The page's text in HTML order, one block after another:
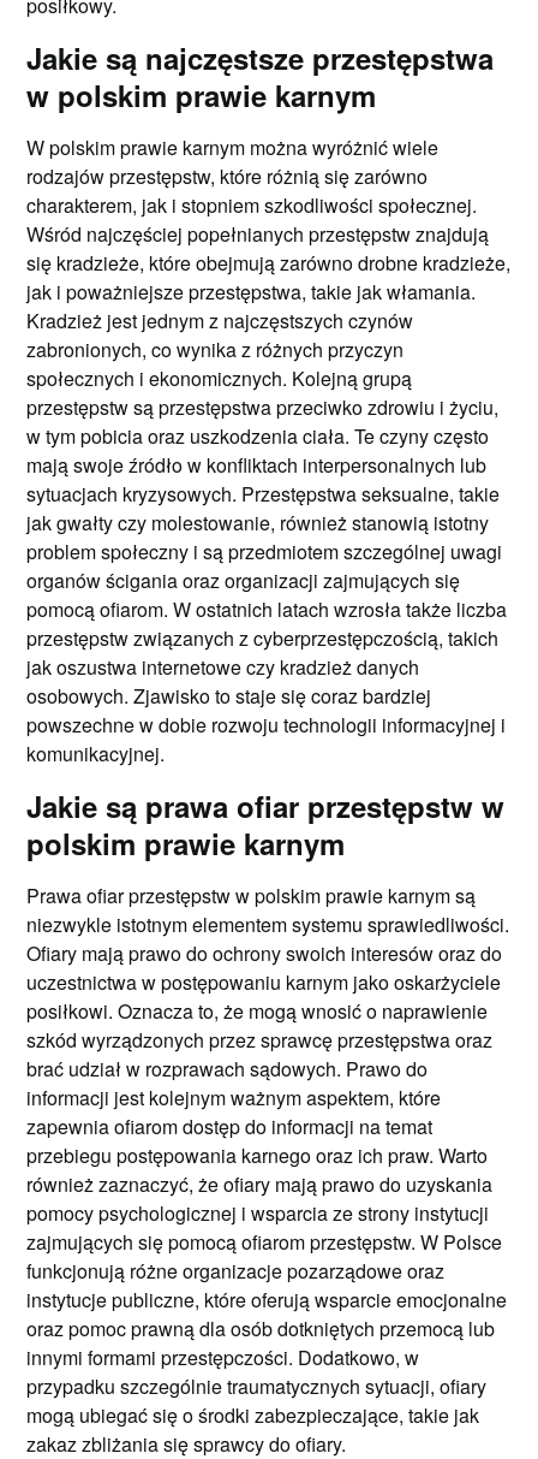
Jakie są najczęstsze przestępstwa
w polskim prawie karnym
W polskim prawie karnym można wyróżnić wiele
rodzajów przestępstw, które różnią się zarówno
charakterem, jak i stopniem szkodliwości społecznej.
Wśród najczęściej popełnianych przestępstw znajdują
się kradzieże, które obejmują zarówno drobne kradzieże,
jak i poważniejsze przestępstwa, takie jak włamania.
Kradzież jest jednym z najczęstszych czynów
zabronionych, co wynika z różnych przyczyn
społecznych i ekonomicznych. Kolejną grupą
przestępstw są przestępstwa przeciwko zdrowiu i życiu,
w tym pobicia oraz uszkodzenia ciała. Te czyny często
mają swoje źródło w konfliktach interpersonalnych lub
sytuacjach kryzysowych. Przestępstwa seksualne, takie
jak gwałty czy molestowanie, również stanowią istotny
problem społeczny i są przedmiotem szczególnej uwagi
organów ścigania oraz organizacji zajmujących się
pomocą ofiarom. W ostatnich latach wzrosła także liczba
przestępstw związanych z cyberprzestępczością, takich
jak oszustwa internetowe czy kradzież danych
osobowych. Zjawisko to staje się coraz bardziej
powszechne w dobie rozwoju technologii informacyjnej i
komunikacyjnej.
Jakie są prawa ofiar przestępstw w
polskim prawie karnym
Prawa ofiar przestępstw w polskim prawie karnym są
niezwykle istotnym elementem systemu sprawiedliwości.
Ofiary mają prawo do ochrony swoich interesów oraz do
uczestnictwa w postępowaniu karnym jako oskarżyciele
posiłkowi. Oznacza to, że mogą wnosić o naprawienie
szkód wyrządzonych przez sprawcę przestępstwa oraz
brać udział w rozprawach sądowych. Prawo do
informacji jest kolejnym ważnym aspektem, które
zapewnia ofiarom dostęp do informacji na temat
przebiegu postępowania karnego oraz ich praw. Warto
również zaznaczyć, że ofiary mają prawo do uzyskania
pomocy psychologicznej i wsparcia ze strony instytucji
zajmujących się pomocą ofiarom przestępstw. W Polsce
funkcjonują różne organizacje pozarządowe oraz
instytucje publiczne, które oferują wsparcie emocjonalne
oraz pomoc prawną dla osób dotkniętych przemocą lub
innymi formami przestępczości. Dodatkowo, w
przypadku szczególnie traumatycznych sytuacji, ofiary
mogą ubiegać się o środki zabezpieczające, takie jak
zakaz zbliżania się sprawcy do ofiary.